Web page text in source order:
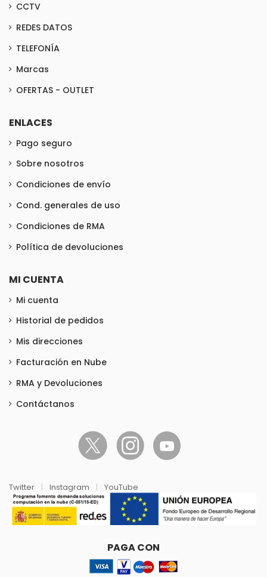
CCTV
REDES DATOS
TELEFONÍA
Marcas
OFERTAS - OUTLET
ENLACES
Pago seguro
Sobre nosotros
Condiciones de envío
Cond. generales de uso
Condiciones de RMA
Política de devoluciones
MI CUENTA
Mi cuenta
Historial de pedidos
Mis direcciones
Facturación en Nube
RMA y Devoluciones
Contáctanos
Twitter | Instagram | YouTube
PAGA CON